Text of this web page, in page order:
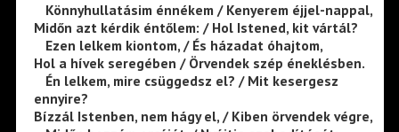
Könnyhullatásim énnékem / Kenyerem éjjel-nappal,
Midőn azt kérdik éntőlem: / Hol Istened, kit vártál?
Ezen lelkem kiontom, / És házadat óhajtom,
Hol a hívek seregében / Örvendek szép éneklésben.
Én lelkem, mire csüggedsz el? / Mit kesergesz
ennyire?
Bízzál Istenben, nem hágy el, / Kiben örvendek végre,